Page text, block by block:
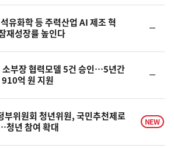
일
유화학 등 주력산업 AI 제조 혁
재성장률 높인다
일
소부장 협력모델 5건 승인…5년간
억 원 지원
일
부위원회 청년위원, 국민추천제로
청년 참여 확대
NEW